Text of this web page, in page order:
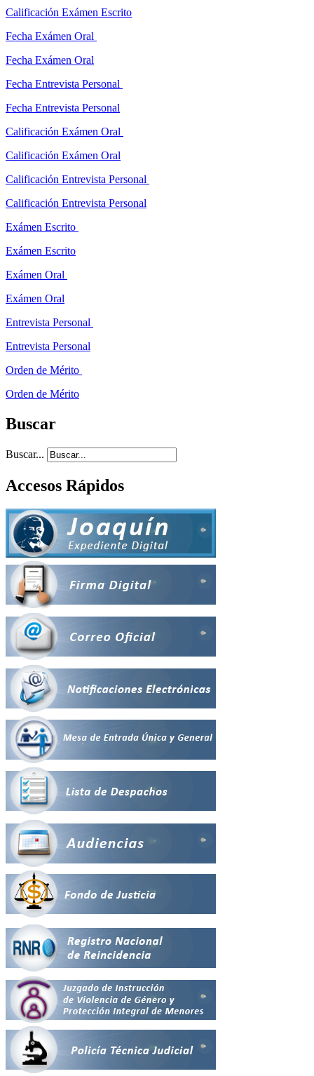
Calificación Exámen Escrito
Fecha Exámen Oral
Fecha Exámen Oral
Fecha Entrevista Personal
Fecha Entrevista Personal
Calificación Exámen Oral
Calificación Exámen Oral
Calificación Entrevista Personal
Calificación Entrevista Personal
Exámen Escrito
Exámen Escrito
Exámen Oral
Exámen Oral
Entrevista Personal
Entrevista Personal
Orden de Mérito
Orden de Mérito
Buscar
Buscar...
Accesos Rápidos